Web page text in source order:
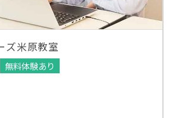
ズ米原教室
無料体験あり